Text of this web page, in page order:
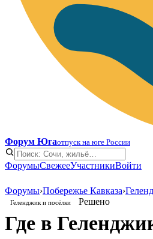
Форум Югаотпуск на юге России
ФорумыСвежееУчастникиВойти
Форумы›Побережье Кавказа›
Геленджик и посёлки Решено
Где в